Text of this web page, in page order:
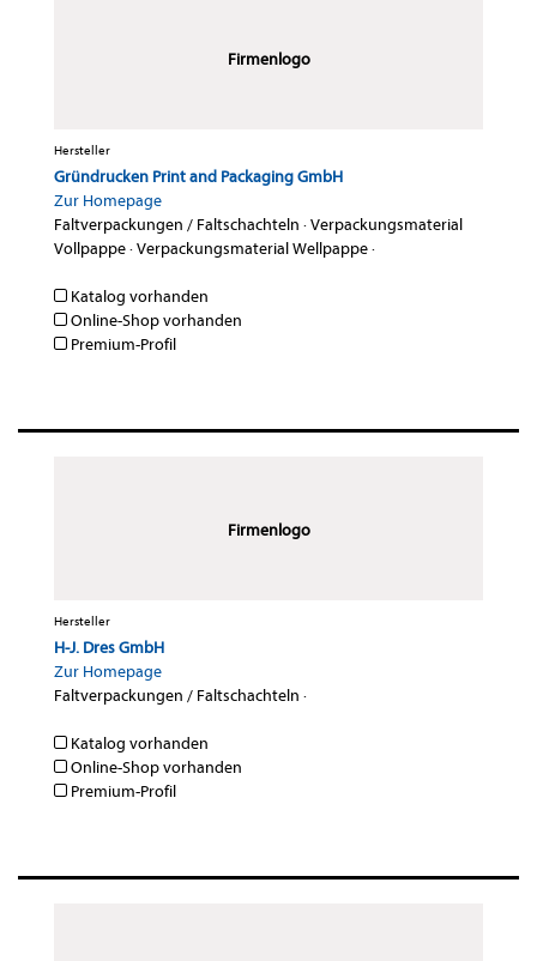
Firmenlogo
Hersteller
Gründrucken Print and Packaging GmbH
Zur Homepage
Faltverpackungen / Faltschachteln ·Verpackungsmaterial
Vollpappe·Verpackungsmaterial Wellpappe·
Katalog vorhanden
Online-Shop vorhanden
Premium-Profil
Firmenlogo
Hersteller
H-J. Dres GmbH
Zur Homepage
Faltverpackungen / Faltschachteln ·
Katalog vorhanden
Online-Shop vorhanden
Premium-Profil